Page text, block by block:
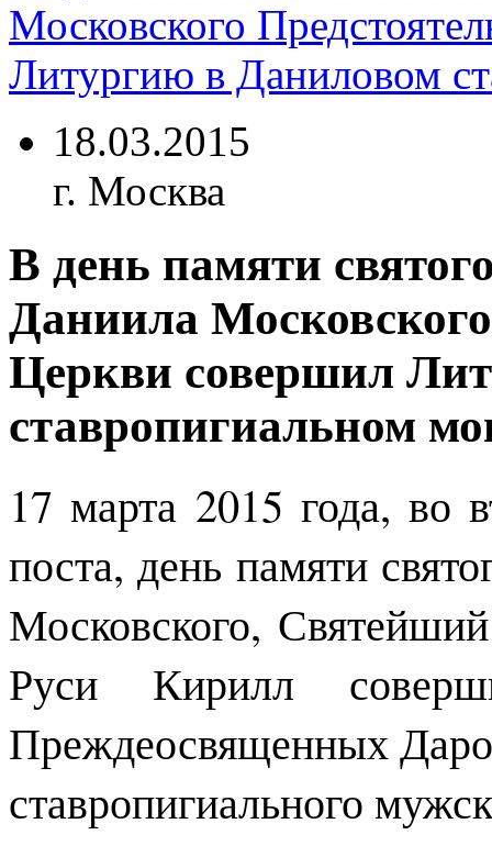
18.03.2015
г. Москва
В день памяти
Даниила
Церкви совершил
ставропигиальном
17 марта 2015 года, во
поста, день памяти
Московского,
Руси Кирилл
Преждеосвященных
ставропигиального